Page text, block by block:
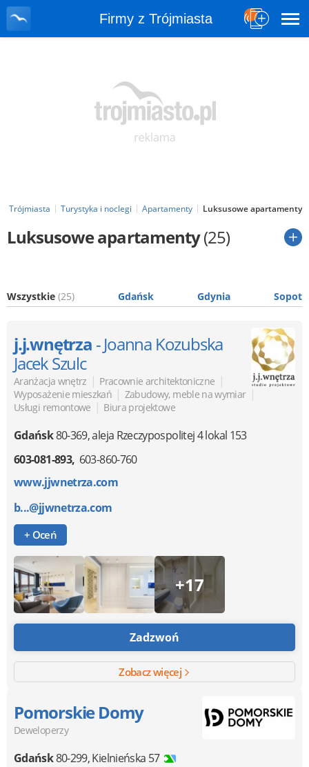
Firmy z Trójmiasta
z Trójmiasta Turystyka i noclegi Apartamenty Luksusowe apartamenty
Luksusowe apartamenty(25)
Wszystkie (25) Gdańsk Gdynia Sopot
j.j.wnętrza - Joanna Kozubska
Jacek Szulc
Aranżacja wnętrz | Pracownie architektoniczne |
Wyposażenie mieszkań | Zabudowy, meble na wymiar |
Usługi remontowe | Biura projektowe
Gdańsk80-369,aleja Rzeczypospolitej 4 lokal 153
603-081-893 603-860-760
www.jjwnetrza.com
b...@jjwnetrza.com
+ Oceń
+17
Zadzwoń
Zobacz więcej
Pomorskie Domy
Deweloperzy
Gdańsk80-299,Kielnieńska 57